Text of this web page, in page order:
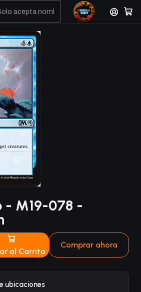
depositos y transferencias por Whatsapp
- M19-078 -
al Carrito
Comprar ahora
ubicaciones